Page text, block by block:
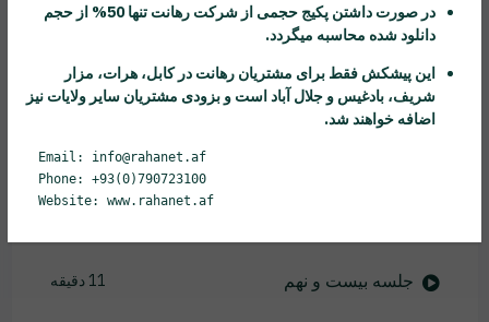
جلسه بیست و چهارم 25 دقیقه
جلسه بیست و پنجم 43 دقیقه
جلسه بیست و ششم
19 دقیقه
جلسه بیست و نهم 11 دقیقه
در صورت داشتن پکیج حجمی از شرکت رهانت
تنها 50% از حجم
دانلود شده محاسبه میگردد.
این پیشکش فقط برای مشتریان رهانت در کابل، هرات، مزار
شریف، بادغیس و جلال آباد است و بزودی مشتریان سایر ولایات نیز
اضافه خواهند شد.
Email: info@rahanet.af
Phone: +93(0)790723100
Website: www.rahanet.af